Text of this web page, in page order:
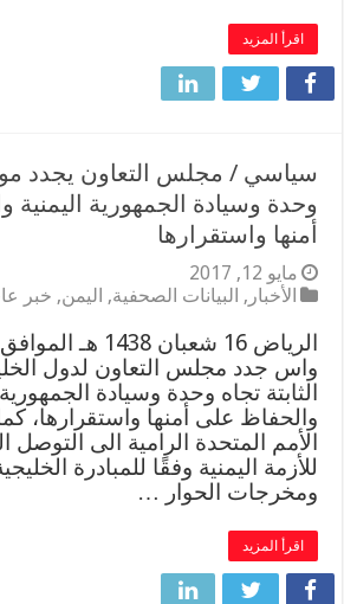
اقرأ المزيد
سياسي / مجلس التعاون يجدد
وحدة وسيادة الجمهورية
أمنها واستقرارها
مايو 12, 2017
الأخبار , البيانات الصحفية, اليمن, خبر
واس جدد مجلس التعاون لدول
الثابتة تجاه وحدة وسيادة
والحفاظ على أمنها واستقرارها،
الأمم المتحدة الرامية الى
للأزمة اليمنية وفقًا للمبادرة
ومخرجات الحوار …
اقرأ المزيد